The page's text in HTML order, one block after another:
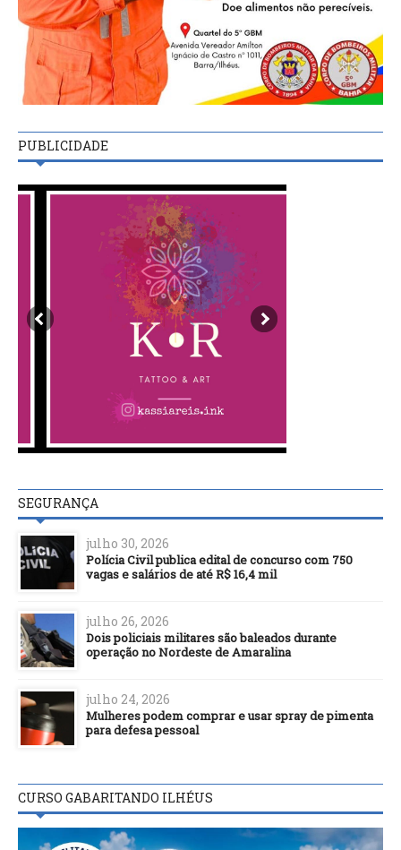
PUBLICIDADE
SEGURANÇA
julho 30, 2026
Polícia Civil publica edital de concurso com 750
vagas e salários de até R$ 16,4 mil
julho 26, 2026
Dois policiais militares são baleados durante
operação no Nordeste de Amaralina
julho 24, 2026
Mulheres podem comprar e usar spray de pimenta
para defesa pessoal
CURSO GABARITANDO ILHÉUS